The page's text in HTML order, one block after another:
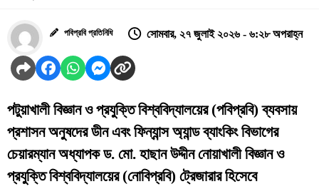
পবিপ্রবি প্রতিনিধি সোমবার, ২৭ জুলাই ২০২৬ - ৬:২৮ অপরাহ্ন
পটুয়াখালী বিজ্ঞান ও প্রযুক্তি বিশ্ববিদ্যালয়ের (পবিপ্রবি) ব্যবসায়
প্রশাসন অনুষদের ডীন এবং ফিন্যান্স অ্যান্ড ব্যাংকিং বিভাগের
চেয়ারম্যান অধ্যাপক ড. মো. হাছান উদ্দীন নোয়াখালী বিজ্ঞান ও
প্রযুক্তি বিশ্ববিদ্যালয়ের (নোবিপ্রবি) ট্রেজারার হিসেবে